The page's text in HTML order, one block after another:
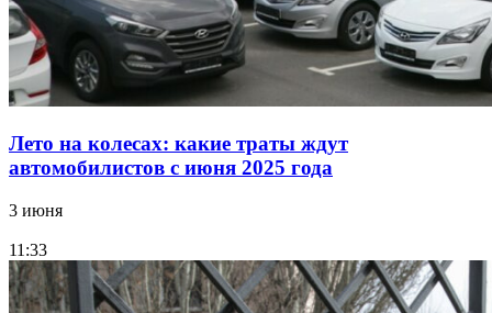
Лето на колесах: какие траты ждут
автомобилистов с июня 2025 года
3 июня
11:33